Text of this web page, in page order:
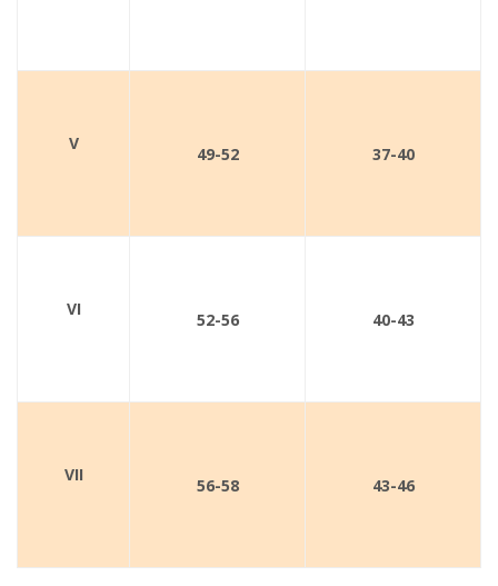
V
49-52 37-40
VI
52-56 40-43
VII
56-58 43-46